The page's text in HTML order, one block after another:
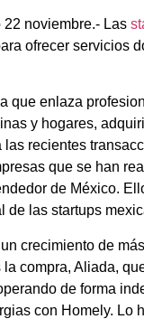
noviembre.- Las
ofrecer servicios
que enlaza
y hogares,
las recientes
que se han
de México.
de las startups
crecimiento de
la compra, Aliada,
de forma
con Homely. Lo